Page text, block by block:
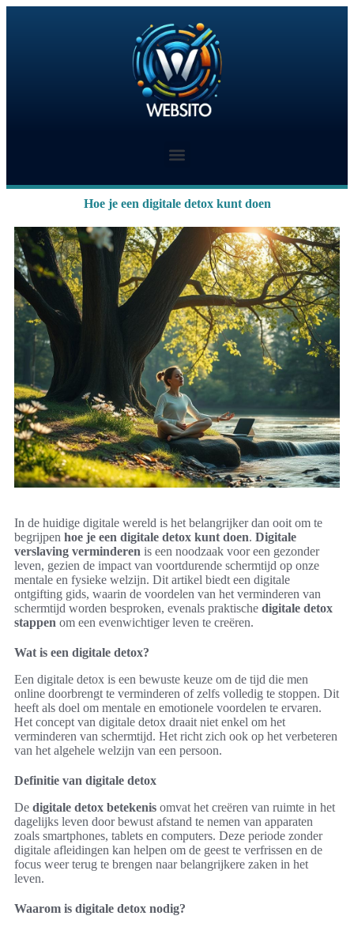
Hoe je een digitale detox kunt doen
In de huidige digitale wereld is het belangrijker dan ooit om te
begrijpen hoe je een digitale detox kunt doen. Digitale
verslaving verminderen is een noodzaak voor een gezonder
leven, gezien de impact van voortdurende schermtijd op onze
mentale en fysieke welzijn. Dit artikel biedt een digitale
ontgifting gids, waarin de voordelen van het verminderen van
schermtijd worden besproken, evenals praktische digitale detox
stappen om een evenwichtiger leven te creëren.
Wat is een digitale detox?
Een digitale detox is een bewuste keuze om de tijd die men
online doorbrengt te verminderen of zelfs volledig te stoppen. Dit
heeft als doel om mentale en emotionele voordelen te ervaren.
Het concept van digitale detox draait niet enkel om het
verminderen van schermtijd. Het richt zich ook op het verbeteren
van het algehele welzijn van een persoon.
Definitie van digitale detox
De digitale detox betekenis omvat het creëren van ruimte in het
dagelijks leven door bewust afstand te nemen van apparaten
zoals smartphones, tablets en computers. Deze periode zonder
digitale afleidingen kan helpen om de geest te verfrissen en de
focus weer terug te brengen naar belangrijkere zaken in het
leven.
Waarom is digitale detox nodig?